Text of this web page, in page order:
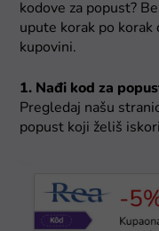
kodove za popust?
upute korak po korak
kupovini.
1. Nađi kod za
Pregledaj našu
popust koji želiš